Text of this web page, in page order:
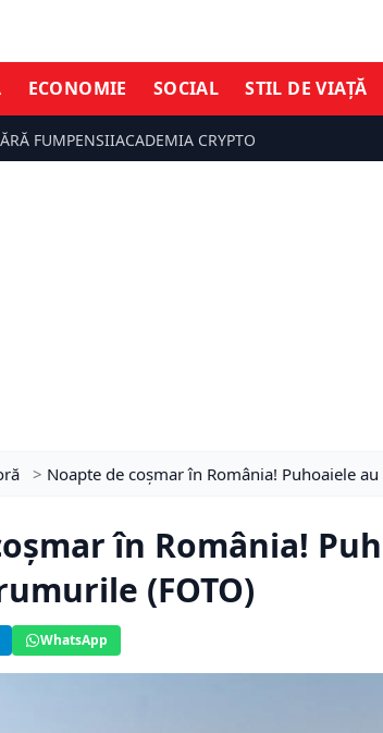
ECONOMIE SOCIAL STIL DE VIAȚĂ
FUMPENSIIACADEMIA CRYPTO
> Noapte de coșmar în România! Puhoaiele
în România!
(FOTO)
WhatsApp